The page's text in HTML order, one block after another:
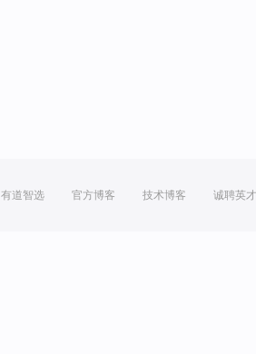
有道智选 官方博客 技术博客 诚聘英才